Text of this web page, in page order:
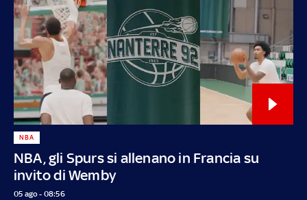
NBA, gli Spurs si allenano in Francia su
invito di Wemby
NBA
05 ago - 08:56